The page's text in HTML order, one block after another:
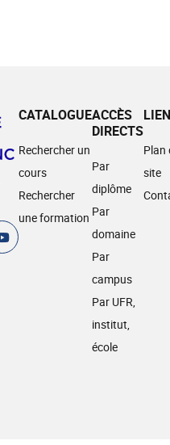
CATALOGUE
Rechercher un
cours
Rechercher
une formation
ACCÈS
DIRECTS
Par
diplôme
Par
domaine
Par
campus
Par UFR,
institut,
école
Plan
site